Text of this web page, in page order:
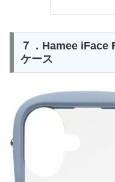
７．Hamee
ケース